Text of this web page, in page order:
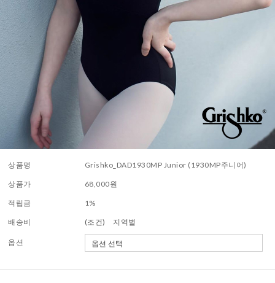
상품명 Grishko_DAD1930MP Junior (1930MP주니어)
상품가 68,000원
적립금 1%
배송비 (조건) 지역별
옵션